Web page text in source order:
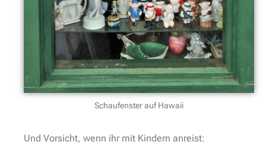
Schaufenster auf Hawaii
Und Vorsicht, wenn ihr mit Kindern anreist: